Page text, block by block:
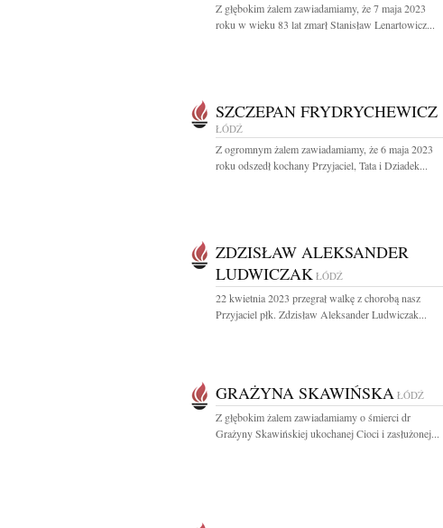
Z głębokim żalem zawiadamiamy, że 7 maja 2023
roku w wieku 83 lat zmarł Stanisław Lenartowicz...
SZCZEPAN FRYDRYCHEWICZ
ŁÓDŹ
Z ogromnym żalem zawiadamiamy, że 6 maja 2023
roku odszedł kochany Przyjaciel, Tata i Dziadek...
ZDZISŁAW ALEKSANDER
LUDWICZAK ŁÓDŹ
22 kwietnia 2023 przegrał walkę z chorobą nasz
Przyjaciel płk. Zdzisław Aleksander Ludwiczak...
GRAŻYNA SKAWIŃSKA ŁÓDŹ
Z głębokim żalem zawiadamiamy o śmierci dr
Grażyny Skawińskiej ukochanej Cioci i zasłużonej...